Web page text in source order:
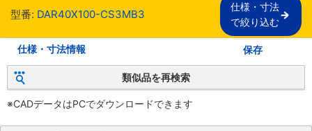
型番: DAR40X100-CS3MB3
仕様・寸法
で絞り込む
仕様・寸法情報 保存
類似品を再検索
※CADデータはPCでダウンロードできます